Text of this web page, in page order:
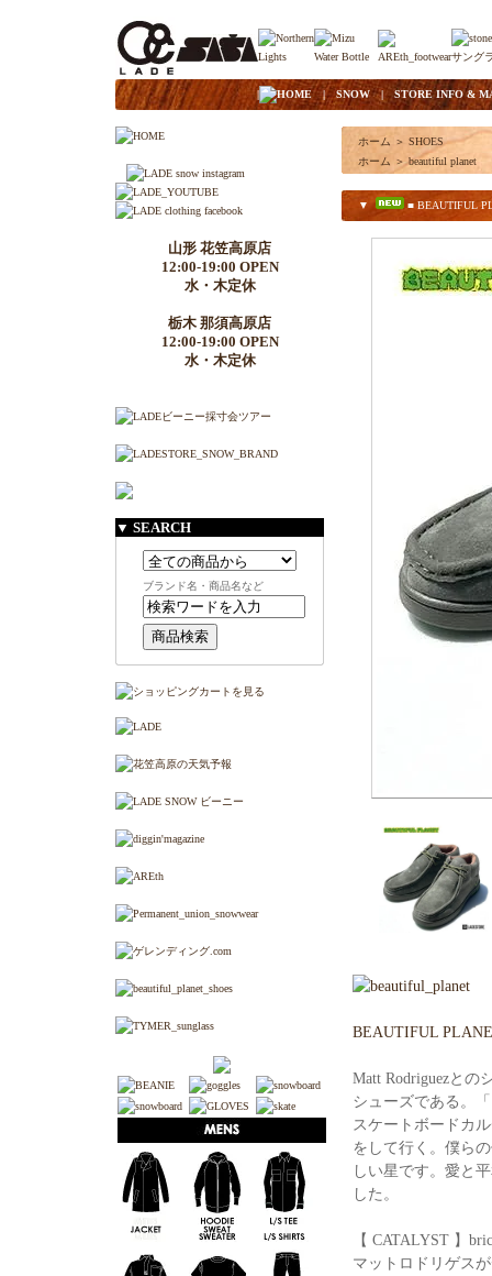
| HOME|SNOW| STORE INFO &
山形 花笠高原店
12:00-19:00 OPEN
水・木定休
栃木 那須高原店
12:00-19:00 OPEN
水・木定休
▼ SEARCH
ブランド名・商品名など
ホーム ＞ SHOES
ホーム ＞ beautiful planet
▼ ■ BEAUTIFUL
BEAUTIFUL
Matt Rodriguezとの
シューズである。
スケートボードカ
をして行く。僕ら
しい星です。愛と
した。
【 CATALYST 】
マットロドリゲス